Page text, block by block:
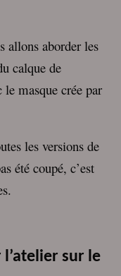
allons aborder les
calque de
masque crée par
les versions de
été coupé, c’est
sur le